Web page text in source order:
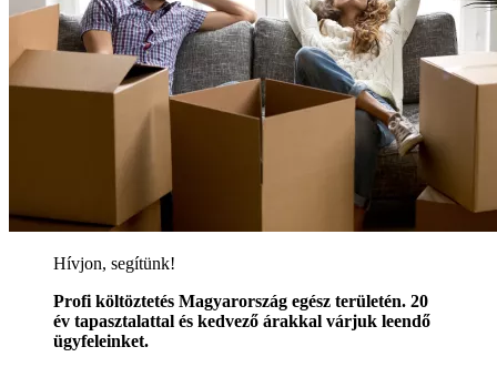
Hívjon, segítünk!
Profi költöztetés Magyarország egész területén. 20
év tapasztalattal és kedvező árakkal várjuk leendő
ügyfeleinket.